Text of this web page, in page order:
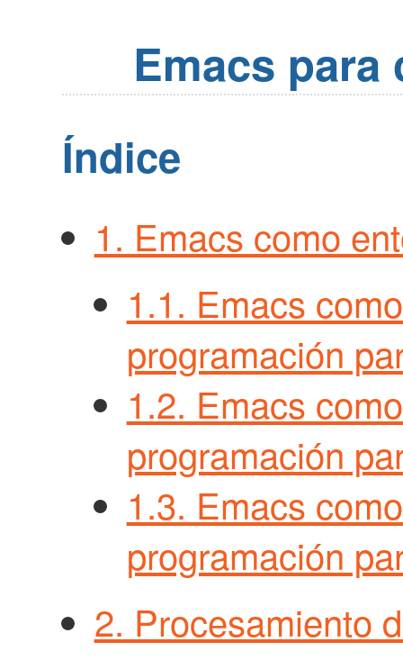
Emacs
Índice
1. Emacs como
1.1. Emacs
programación
1.2. Emacs
programación
1.3. Emacs
programación
2. Procesamiento